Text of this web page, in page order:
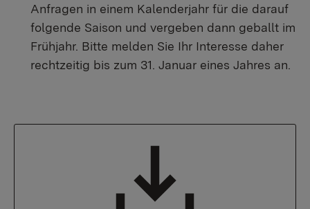
Anfragen in einem Kalenderjahr für die darauf
folgende Saison und vergeben dann geballt im
Frühjahr. Bitte melden Sie Ihr Interesse daher
rechtzeitig bis zum 31. Januar eines Jahres an.